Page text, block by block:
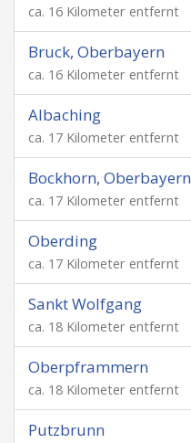
ca. 16 Kilometer entfernt
Bruck, Oberbayern
ca. 16 Kilometer entfernt
Albaching
ca. 17 Kilometer entfernt
Bockhorn, Oberbayern
ca. 17 Kilometer entfernt
Oberding
ca. 17 Kilometer entfernt
Sankt Wolfgang
ca. 18 Kilometer entfernt
Oberpframmern
ca. 18 Kilometer entfernt
Putzbrunn